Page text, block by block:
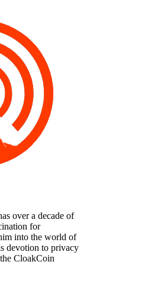
over a decade of
for
into the world of
devotion to privacy
CloakCoin